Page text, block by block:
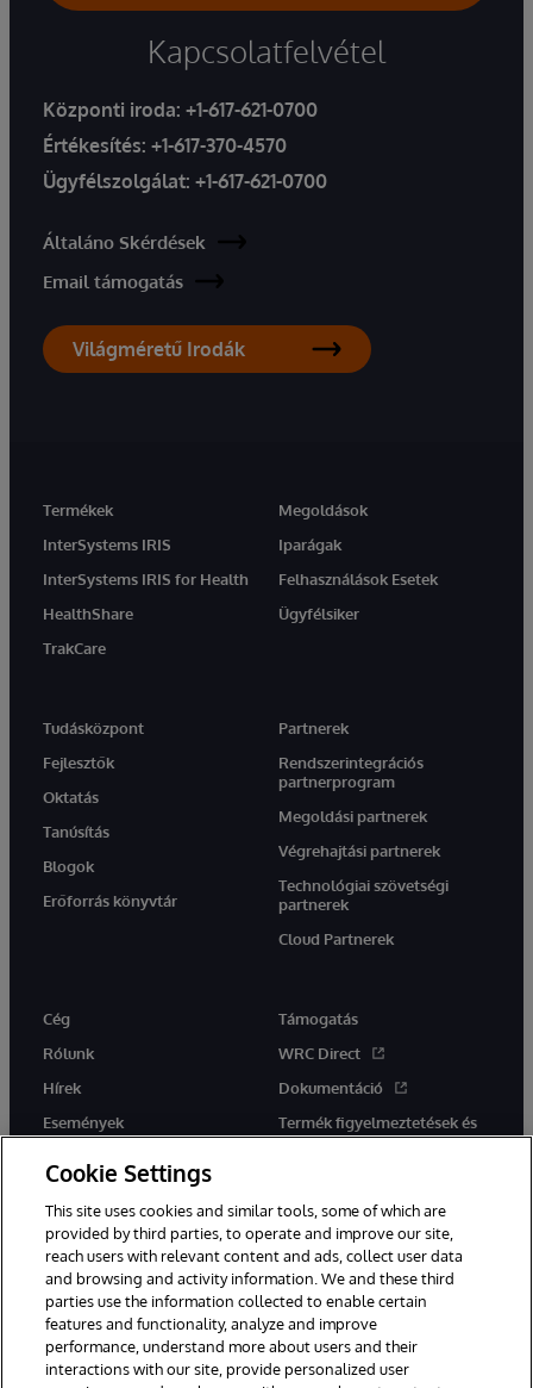
Kapcsolatfelvétel
Központi iroda: +1-617-621-0700
Értékesítés: +1-617-370-4570
Ügyfélszolgálat: +1-617-621-0700
Általáno Skérdések
Email támogatás
Világméretű Irodák
Termékek
InterSystems IRIS
InterSystems IRIS for Health
HealthShare
TrakCare
Megoldások
Iparágak
Felhasználások Esetek
Ügyfélsiker
Tudásközpont
Fejlesztők
Oktatás
Tanúsítás
Blogok
Erőforrás könyvtár
Partnerek
Rendszerintegrációs
partnerprogram
Megoldási partnerek
Végrehajtási partnerek
Technológiai szövetségi
partnerek
Cloud Partnerek
Cég
Rólunk
Hírek
Események
Támogatás
WRC Direct
Dokumentáció
Termék figyelmeztetések és
tanácsok
Ez a weboldal gépi fordítást használ. Bármilyen fordítási konfliktus
esetén az oldal angol nyelvű változata élvez elsőbbséget.
© 1996-2026 InterSystems Corporation, Boston, MA. Minden jog
fenntartva.
Cookie Settings
This site uses cookies and similar tools, some of which are
provided by third parties, to operate and improve our site,
reach users with relevant content and ads, collect user data
and browsing and activity information. We and these third
parties use the information collected to enable certain
features and functionality, analyze and improve
performance, understand more about users and their
interactions with our site, provide personalized user